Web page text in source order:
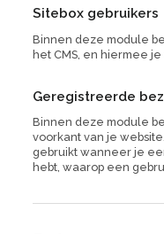
Sitebox gebruikers
Binnen deze module
het CMS, en hiermee
Geregistreerde
Binnen deze module
voorkant van je
gebruikt wanneer je
hebt, waarop een